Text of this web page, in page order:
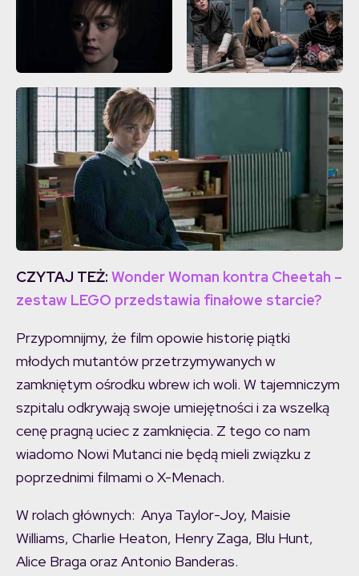
CZYTAJ TEŻ: Wonder Woman kontra Cheetah –
zestaw LEGO przedstawia finałowe starcie?
Przypomnijmy, że film opowie historię piątki
młodych mutantów przetrzymywanych w
zamkniętym ośrodku wbrew ich woli. W tajemniczym
szpitalu odkrywają swoje umiejętności i za wszelką
cenę pragną uciec z zamknięcia. Z tego co nam
wiadomo Nowi Mutanci nie będą mieli związku z
poprzednimi filmami o X-Menach.
W rolach głównych: Anya Taylor-Joy, Maisie
Williams, Charlie Heaton, Henry Zaga, Blu Hunt,
Alice Braga oraz Antonio Banderas.